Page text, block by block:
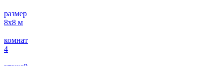
размер
8х8 м
комнат
4